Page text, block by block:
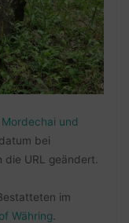
Mordechai und
bei
URL geändert.
im
Währing